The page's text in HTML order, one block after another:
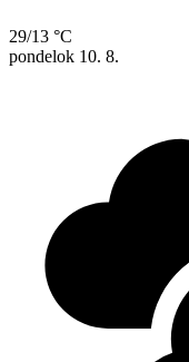
29/13 °C
pondelok 10. 8.